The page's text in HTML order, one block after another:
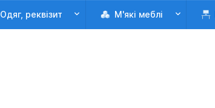
Одяг, реквізит М'які меблі